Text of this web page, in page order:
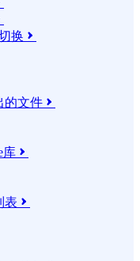
换 
的文件 
库 
表 